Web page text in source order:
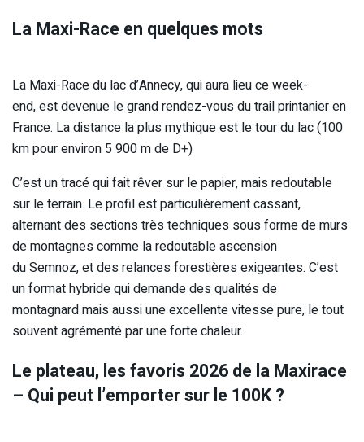
La Maxi-Race en quelques mots
La Maxi-Race du lac d’Annecy, qui aura lieu ce week-
end, est devenue le grand rendez-vous du trail printanier en
France. La distance la plus mythique est le tour du lac (100
km pour environ 5 900 m de D+)
C’est un tracé qui fait rêver sur le papier, mais redoutable
sur le terrain. Le profil est particulièrement cassant,
alternant des sections très techniques sous forme de murs
de montagnes comme la redoutable ascension
du Semnoz, et des relances forestières exigeantes. C’est
un format hybride qui demande des qualités de
montagnard mais aussi une excellente vitesse pure, le tout
souvent agrémenté par une forte chaleur.
Le plateau, les favoris 2026 de la Maxirace
– Qui peut l’emporter sur le 100K ?